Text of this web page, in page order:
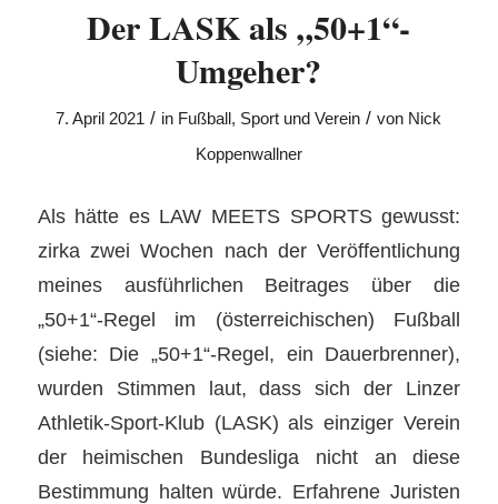
Der LASK als „50+1“-
Umgeher?
7. April 2021 / in Fußball , Sport und Verein / von Nick
Koppenwallner
Als hätte es LAW MEETS SPORTS gewusst:
zirka zwei Wochen nach der Veröffentlichung
meines ausführlichen Beitrages über die
„50+1“-Regel im (österreichischen) Fußball
(siehe: Die „50+1“-Regel, ein Dauerbrenner),
wurden Stimmen laut, dass sich der Linzer
Athletik-Sport-Klub (LASK) als einziger Verein
der heimischen Bundesliga nicht an diese
Bestimmung halten würde. Erfahrene Juristen